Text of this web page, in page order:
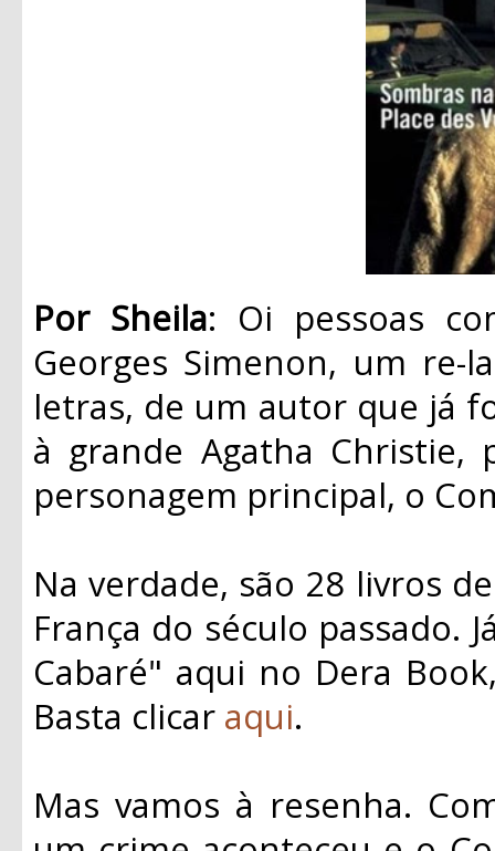
Por Sheila: Oi pessoas
Georges Simenon, um re-
letras, de um autor que já
à grande Agatha Christie,
personagem principal, o
Na verdade, são 28 livros
França do século passado.
Cabaré" aqui no Dera
Basta clicar aqui.
Mas vamos à resenha.